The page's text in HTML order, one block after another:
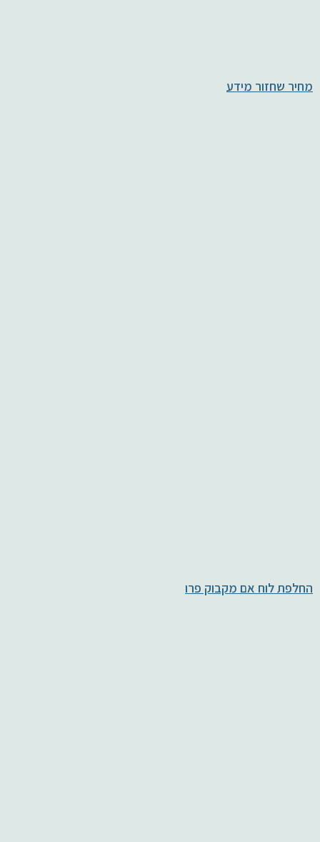
מחיר שחזור מידע
החלפת לוח אם מקבוק פרו